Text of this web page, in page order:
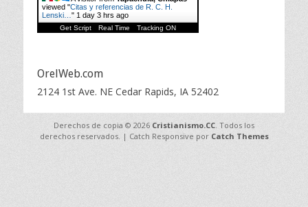
viewed "Citas y referencias de R. C. H.
Lenski… " 1 day 3 hrs ago
Get Script Real Time Tracking ON
OrelWeb.com
2124 1st Ave. NE Cedar Rapids, IA 52402
Derechos de copia © 2026 Cristianismo.CC. Todos los
derechos reservados. | Catch Responsive por Catch Themes